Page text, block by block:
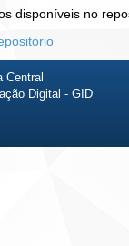
disponíveis no
Central
Digital - GID